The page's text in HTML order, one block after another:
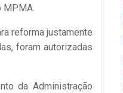
MPMA.
reforma justamente
foram autorizadas
da Administração